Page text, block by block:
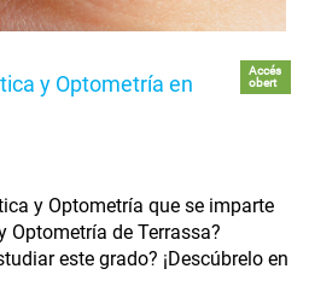
y Optometría en
Accés
obert
y Optometría que se imparte
Optometría de Terrassa?
este grado? ¡Descúbrelo en